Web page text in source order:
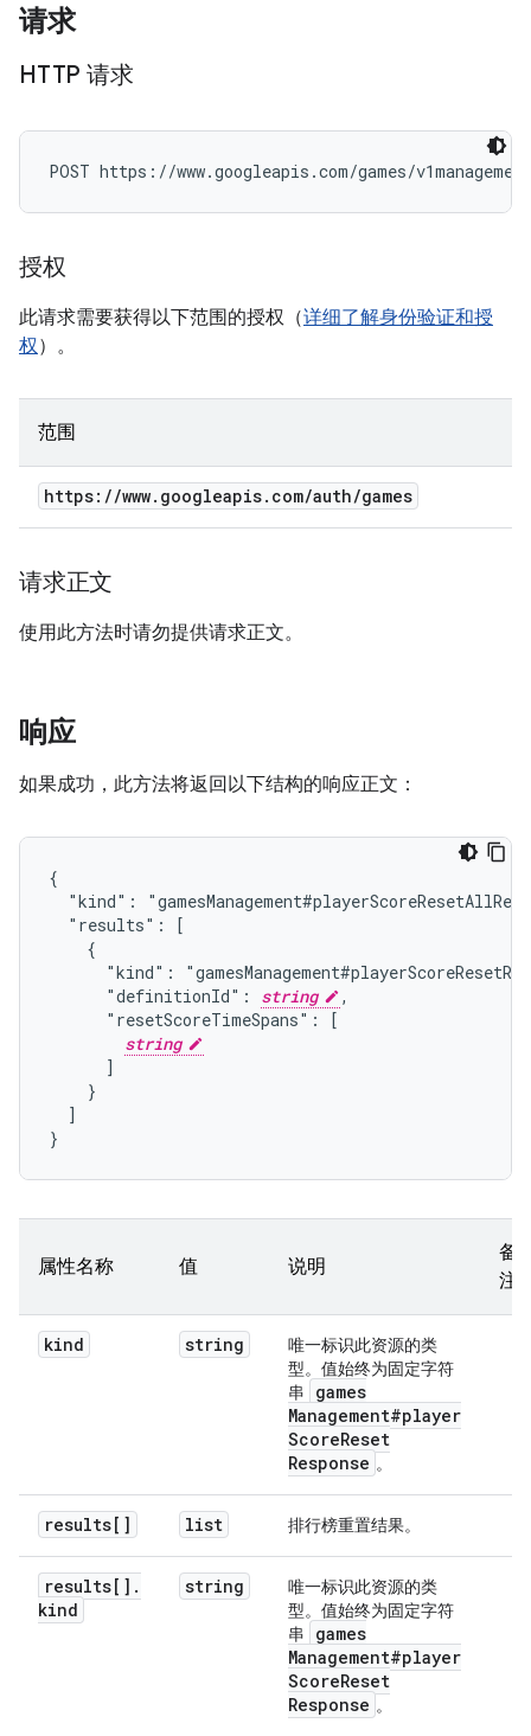
请求
HTTP 请求
POST https://www.googleapis.com/games/
授权
此请求需要获得以下范围的授权（详细了解身份验证和授
权）。
范围
https: //www. googleapis. com/auth/games
请求正文
使用此方法时请勿提供请求正文。
响应
如果成功，此方法将返回以下结构的响应正文：
{
"kind":
  "results": [
    {
"kind":
      "definitionId":
string
,
      "resetScoreTimeSpans": [
string
      ]
    }
  ]
}
属性名称 值 说明
备
注
kind string
唯一标识此资源的类
型。值始终为固定字符
串
games
Management#player
ScoreReset
Response 。
results[] list 排行榜重置结果。
results[] .
kind
string
唯一标识此资源的类
型。值始终为固定字符
串
games
Management#player
ScoreReset
Response 。